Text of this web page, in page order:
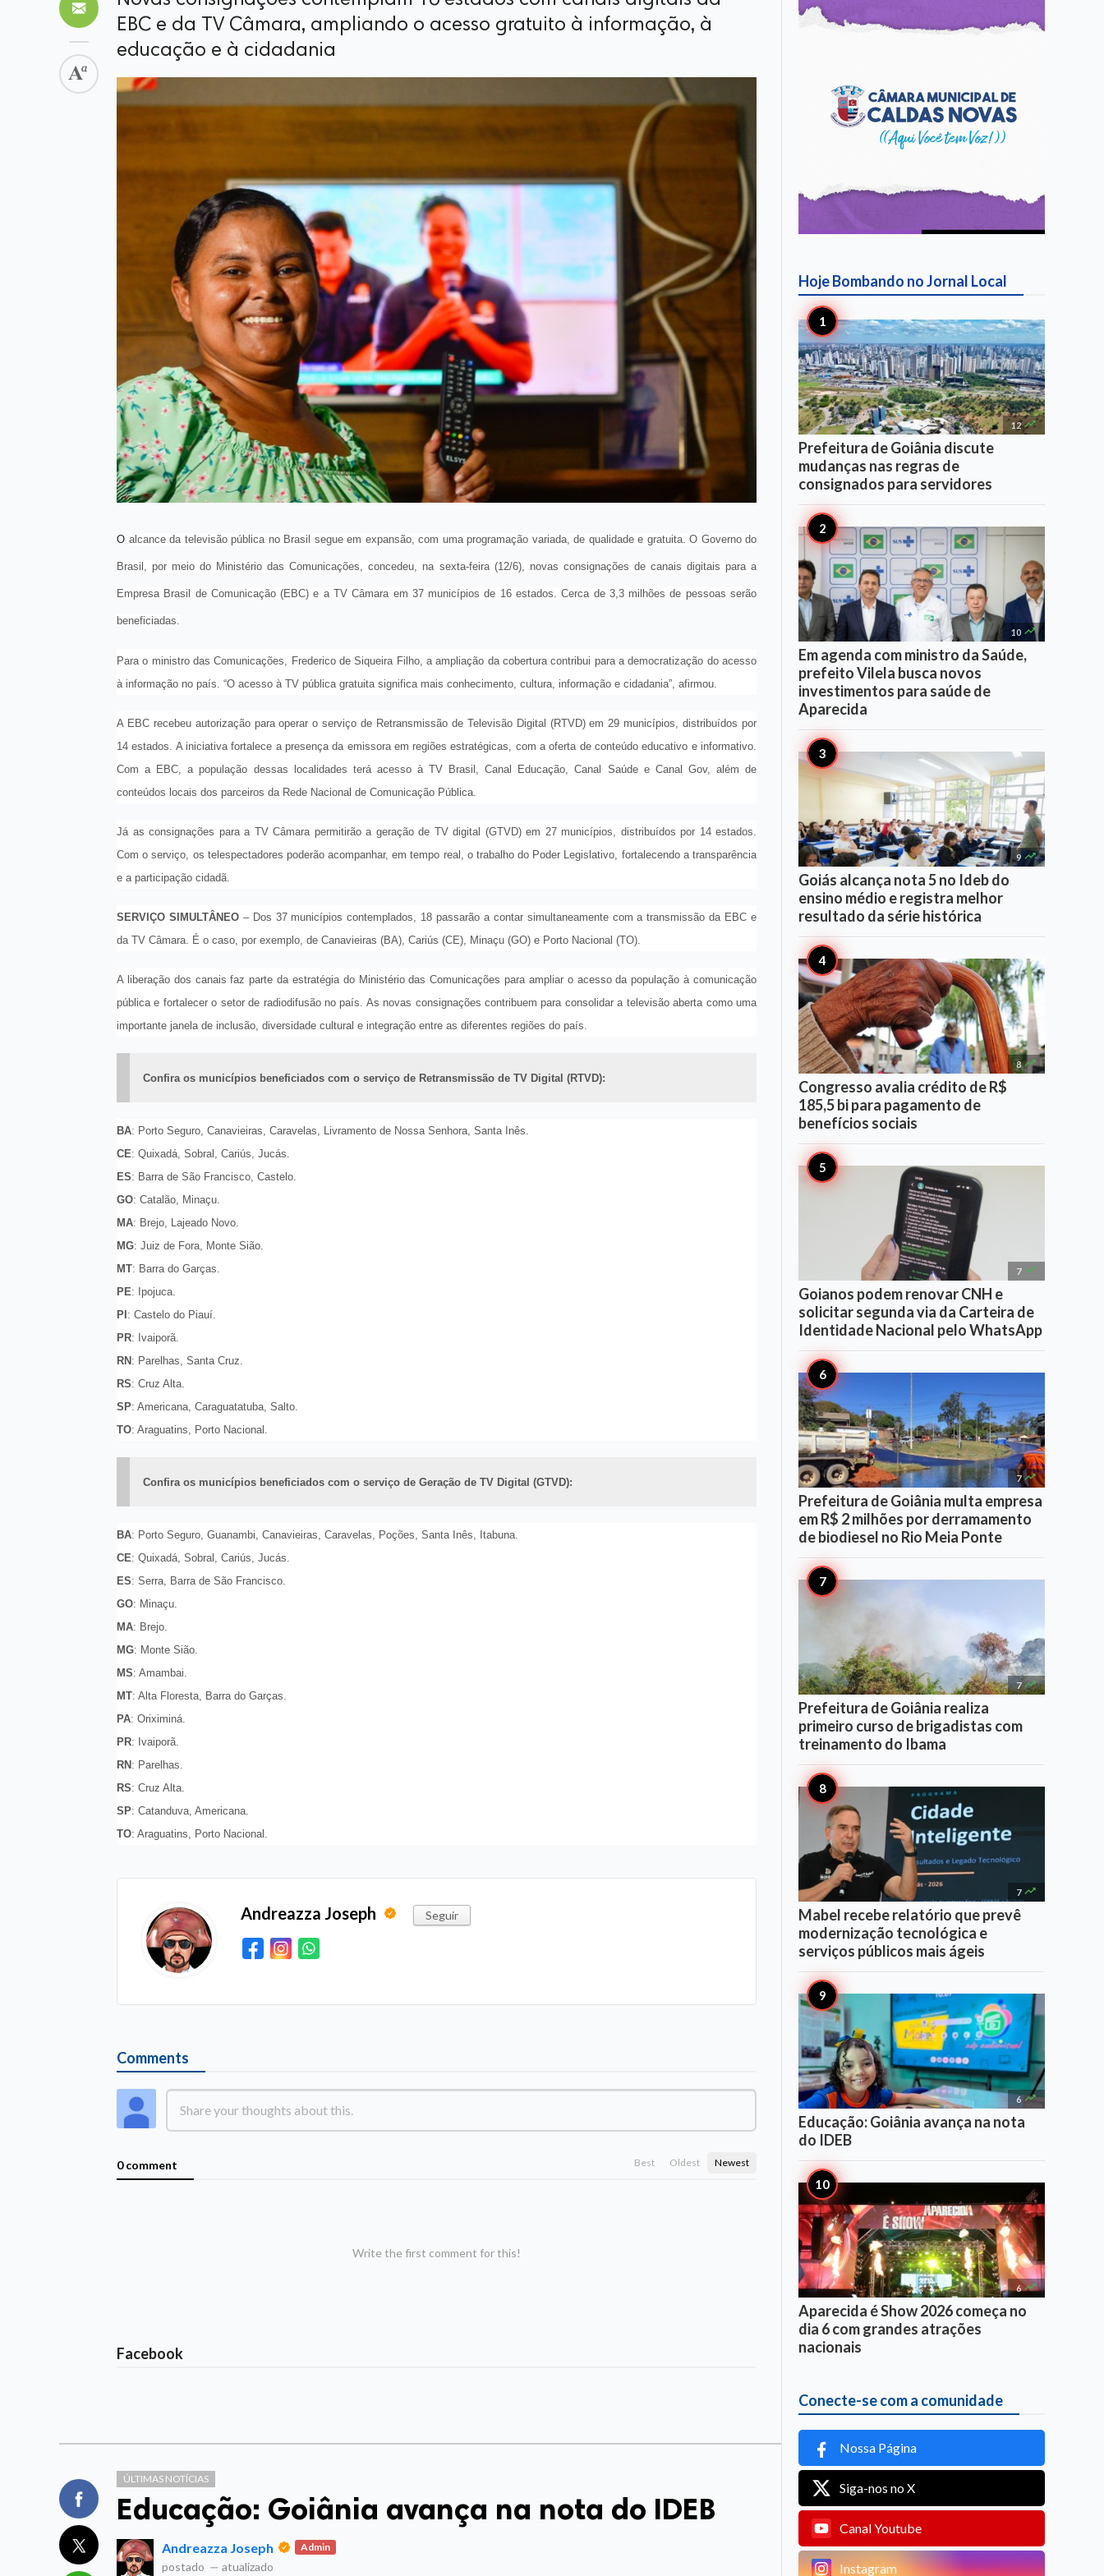
EBC e da TV Câmara, ampliando o acesso gratuito à informação, à
educação e à cidadania
O alcance da televisão pública no Brasil segue em expansão, com uma programação variada, de qualidade e gratuita. O Governo do
Brasil, por meio do Ministério das Comunicações, concedeu, na sexta-feira (12/6), novas consignações de canais digitais para a
Empresa Brasil de Comunicação (EBC) e a TV Câmara em 37 municípios de 16 estados. Cerca de 3,3 milhões de pessoas serão
beneficiadas.
Para o ministro das Comunicações, Frederico de Siqueira Filho, a ampliação da cobertura contribui para a democratização do acesso
à informação no país. “O acesso à TV pública gratuita significa mais conhecimento, cultura, informação e cidadania”, afirmou.
A EBC recebeu autorização para operar o serviço de Retransmissão de Televisão Digital (RTVD) em 29 municípios, distribuídos por
14 estados. A iniciativa fortalece a presença da emissora em regiões estratégicas, com a oferta de conteúdo educativo e informativo.
Com a EBC, a população dessas localidades terá acesso à TV Brasil, Canal Educação, Canal Saúde e Canal Gov, além de
conteúdos locais dos parceiros da Rede Nacional de Comunicação Pública.
Já as consignações para a TV Câmara permitirão a geração de TV digital (GTVD) em 27 municípios, distribuídos por 14 estados.
Com o serviço, os telespectadores poderão acompanhar, em tempo real, o trabalho do Poder Legislativo, fortalecendo a transparência
e a participação cidadã.
SERVIÇO SIMULTÂNEO– Dos 37 municípios contemplados, 18 passarão a contar simultaneamente com a transmissão da EBC e
da TV Câmara. É o caso, por exemplo, de Canavieiras (BA), Cariús (CE), Minaçu (GO) e Porto Nacional (TO).
A liberação dos canais faz parte da estratégia do Ministério das Comunicações para ampliar o acesso da população à comunicação
pública e fortalecer o setor de radiodifusão no país. As novas consignações contribuem para consolidar a televisão aberta como uma
importante janela de inclusão, diversidade cultural e integração entre as diferentes regiões do país.
Confira os municípios beneficiados com o serviço de Retransmissão de TV Digital (RTVD):
BA: Porto Seguro, Canavieiras, Caravelas, Livramento de Nossa Senhora, Santa Inês.
CE: Quixadá, Sobral, Cariús, Jucás.
ES: Barra de São Francisco, Castelo.
GO: Catalão, Minaçu.
MA: Brejo, Lajeado Novo.
MG: Juiz de Fora, Monte Sião.
MT: Barra do Garças.
PE: Ipojuca.
PI: Castelo do Piauí.
PR: Ivaiporã.
RN: Parelhas, Santa Cruz.
RS: Cruz Alta.
SP: Americana, Caraguatatuba, Salto.
TO: Araguatins, Porto Nacional.
Confira os municípios beneficiados com o serviço de Geração de TV Digital (GTVD):
BA: Porto Seguro, Guanambi, Canavieiras, Caravelas, Poções, Santa Inês, Itabuna.
CE: Quixadá, Sobral, Cariús, Jucás.
ES: Serra, Barra de São Francisco.
GO: Minaçu.
MA: Brejo.
MG: Monte Sião.
MS: Amambai.
MT: Alta Floresta, Barra do Garças.
PA: Oriximiná.
PR: Ivaiporã.
RN: Parelhas.
RS: Cruz Alta.
SP: Catanduva, Americana.
TO: Araguatins, Porto Nacional.
Andreazza Joseph Seguir
Comments
0 comment Best Oldest Newest
Write the first comment for this!
Facebook
ÚLTIMAS NOTÍCIAS
Educação: Goiânia avança na nota do IDEB
Andreazza Joseph Admin
postado — atualizado
Hoje Bombando noJornal Local
12 
Prefeitura de Goiânia discute
mudanças nas regras de
consignados para servidores
10 
Em agenda com ministro da Saúde,
prefeito Vilela busca novos
investimentos para saúde de
Aparecida
9 
Goiás alcança nota 5 no Ideb do
ensino médio e registra melhor
resultado da série histórica
8 
Congresso avalia crédito de R$
185,5 bi para pagamento de
benefícios sociais
7 
Goianos podem renovar CNH e
solicitar segunda via da Carteira de
Identidade Nacional pelo WhatsApp
7 
Prefeitura de Goiânia multa empresa
em R$ 2 milhões por derramamento
de biodiesel no Rio Meia Ponte
7 
Prefeitura de Goiânia realiza
primeiro curso de brigadistas com
treinamento do Ibama
7 
Mabel recebe relatório que prevê
modernização tecnológica e
serviços públicos mais ágeis
6 
Educação: Goiânia avança na nota
do IDEB
6 
Aparecida é Show 2026 começa no
dia 6 com grandes atrações
nacionais
Conecte-se com a comunidade
Nossa Página
Siga-nos no X
Canal Youtube
Instagram